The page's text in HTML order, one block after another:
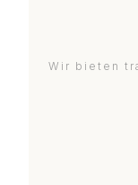
Wir bieten